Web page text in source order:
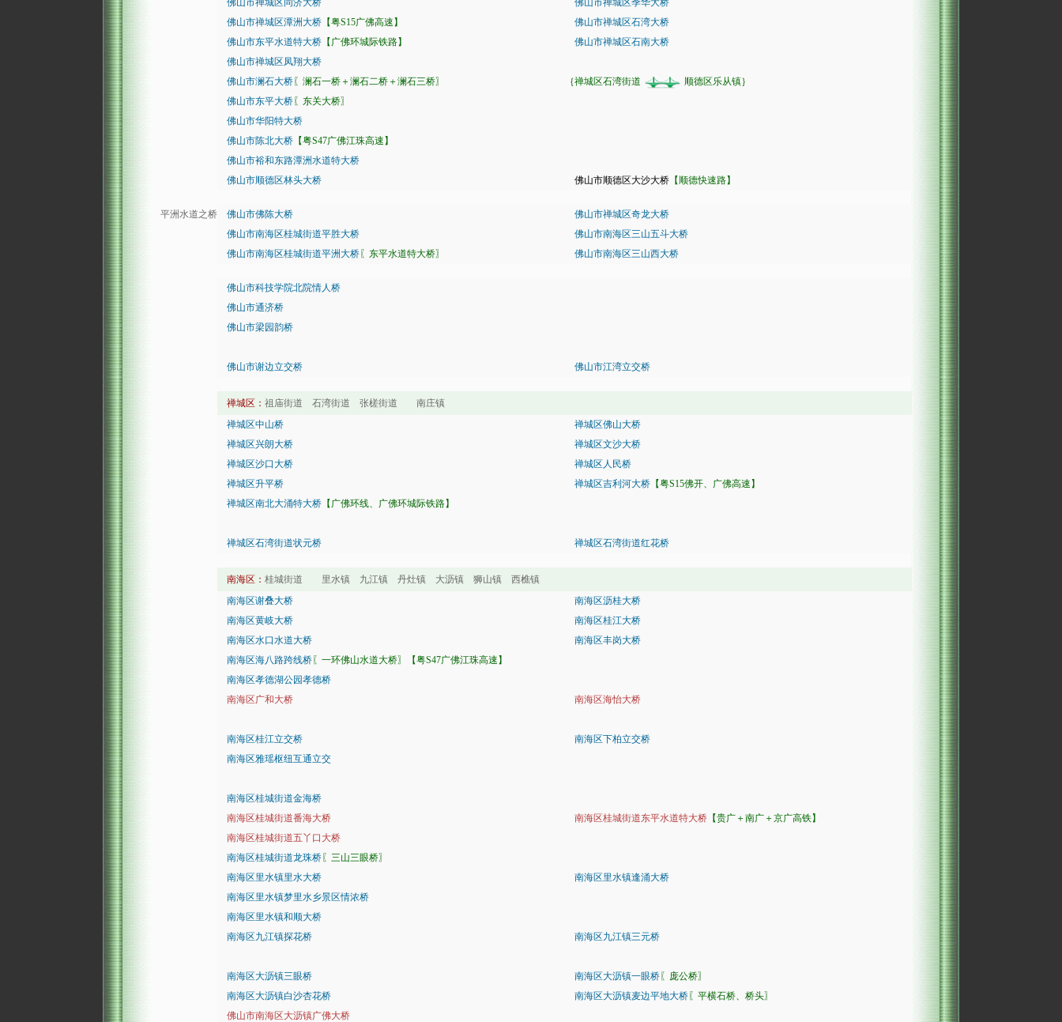
佛山市禅城区同济大桥
佛山市禅城区季华大桥
佛山市禅城区潭洲大桥 【粤S15广佛高速】
佛山市禅城区石湾大桥
佛山市东平水道特大桥 【广佛环城际铁路】
佛山市禅城区石南大桥
佛山市禅城区凤翔大桥
佛山市澜石大桥 〖澜石一桥＋澜石二桥＋澜石三桥〗 ｛禅城区石湾街道
顺德区乐从镇｝
佛山市东平大桥 〖东关大桥〗
佛山市华阳特大桥
佛山市陈北大桥 【粤S47广佛江珠高速】
佛山市裕和东路潭洲水道特大桥
佛山市顺德区林头大桥
佛山市顺德区大沙大桥 【顺德快速路】
平洲水道之桥 佛山市佛陈大桥
佛山市禅城区奇龙大桥
佛山市南海区桂城街道平胜大桥
佛山市南海区三山五斗大桥
佛山市南海区桂城街道平洲大桥 〖东平水道特大桥〗 佛山市南海区三山西大桥
佛山市科技学院北院情人桥
佛山市通济桥
佛山市梁园韵桥
佛山市谢边立交桥 佛山市江湾立交桥
禅城区： 祖庙街道 石湾街道 张槎街道 南庄镇
禅城区中山桥
禅城区佛山大桥
禅城区兴朗大桥
禅城区文沙大桥
禅城区沙口大桥
禅城区人民桥
禅城区升平桥
禅城区吉利河大桥 【粤S15佛开、广佛高速】
禅城区南北大涌特大桥 【广佛环线、广佛环城际铁路】
禅城区石湾街道状元桥 禅城区石湾街道红花桥
南海区： 桂城街道 里水镇 九江镇 丹灶镇 大沥镇 狮山镇 西樵镇
南海区谢叠大桥
南海区沥桂大桥
南海区黄岐大桥
南海区桂江大桥
南海区水口水道大桥
南海区丰岗大桥
南海区海八路跨线桥 〖一环佛山水道大桥〗【粤S47广佛江珠高速】
南海区孝德湖公园孝德桥
南海区广和大桥
南海区海怡大桥
南海区桂江立交桥
南海区下柏立交桥
南海区雅瑶枢纽互通立交
南海区桂城街道金海桥
南海区桂城街道番海大桥
南海区桂城街道东平水道特大桥 【贵广＋南广＋京广高铁】
南海区桂城街道五丫口大桥
南海区桂城街道龙珠桥 〖三山三眼桥〗
南海区里水镇里水大桥
南海区里水镇逢涌大桥
南海区里水镇梦里水乡景区情浓桥
南海区里水镇和顺大桥
南海区九江镇探花桥
南海区九江镇三元桥
南海区大沥镇三眼桥 南海区大沥镇一眼桥 〖庞公桥〗
南海区大沥镇白沙杏花桥
南海区大沥镇麦边平地大桥 〖平横石桥、桥头〗
佛山市南海区大沥镇广佛大桥